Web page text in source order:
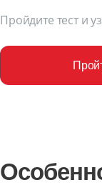
Пройдите тест и